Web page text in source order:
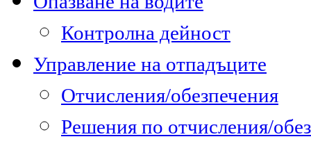
Контролна дейност
Управление на отпадъците
Отчисления/обезпечения
Решения по отчисления/